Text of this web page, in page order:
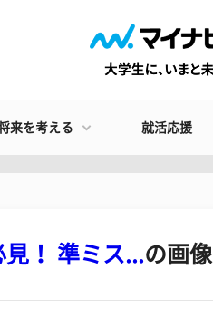
来を考える 就活応援
！ 準ミス...の画像